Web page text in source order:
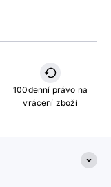
100denní právo na
vrácení zboží